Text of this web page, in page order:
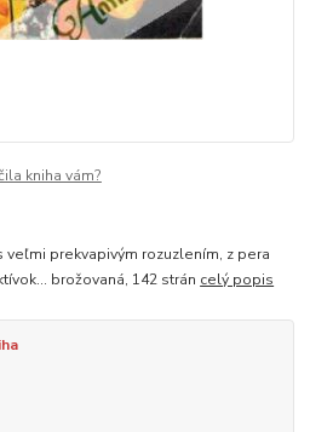
kniha vám?
veľmi prekvapivým rozuzlením, z pera
brožovaná, 142 strán celý popis